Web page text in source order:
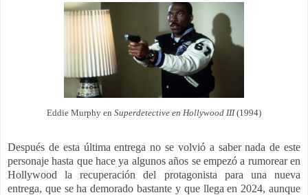
Eddie Murphy en Superdetective en Hollywood III(1994)
Después de esta última entrega no se volvió a saber nada de este
personaje hasta que hace ya algunos años se empezó a rumorear en
Hollywood la recuperación del protagonista para una nueva
entrega, que se ha demorado bastante y que llega en 2024, aunque